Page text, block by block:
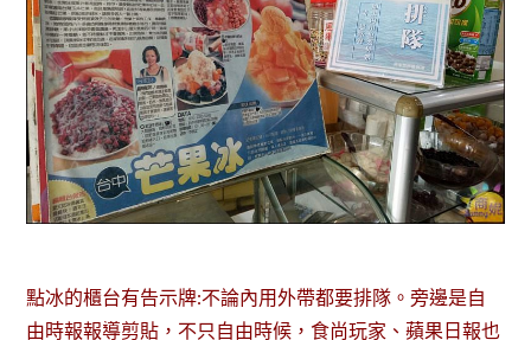
點冰的櫃台有告示牌:不論內用外帶都要排隊。旁邊是自
由時報報導剪貼，不只自由時候，食尚玩家、蘋果日報也